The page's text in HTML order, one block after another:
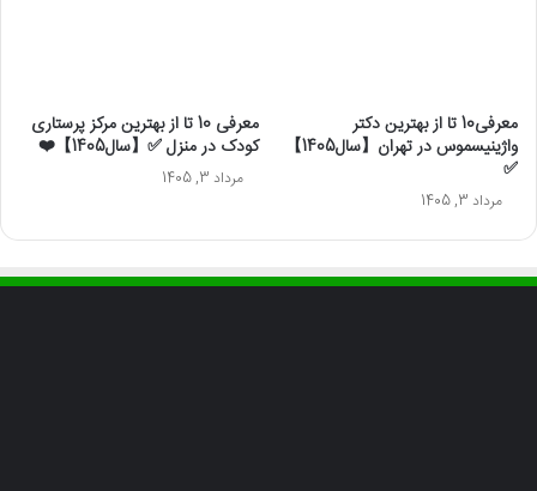
معرفی10 تا از بهترین دکتر
واژینیسموس در تهران【سال1405】
✅
مرداد 3, 1405
معرفی 10 تا از بهترین مرکز پرستاری
کودک در منزل ✅【سال1405】❤️
مرداد 3, 1405